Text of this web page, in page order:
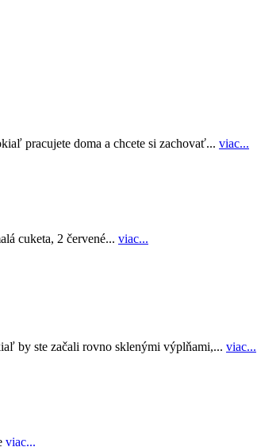
pracujete doma a chcete si zachovať... viac...
cuketa, 2 červené... viac...
by ste začali rovno sklenými výplňami,... viac...
viac...